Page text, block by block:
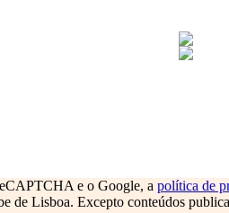
e o Google, a política de
de Lisboa. Excepto conteúdos